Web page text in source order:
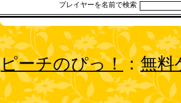
プレイヤーを名前で検索
ピーチのぴっ！：無料